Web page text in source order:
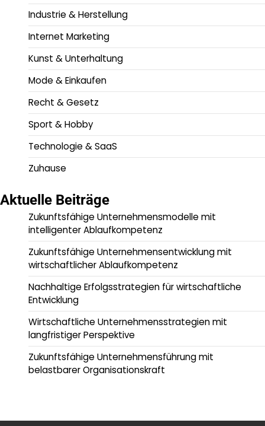
Industrie & Herstellung
Internet Marketing
Kunst & Unterhaltung
Mode & Einkaufen
Recht & Gesetz
Sport & Hobby
Technologie & SaaS
Zuhause
Aktuelle Beiträge
Zukunftsfähige Unternehmensmodelle mit
intelligenter Ablaufkompetenz
Zukunftsfähige Unternehmensentwicklung mit
wirtschaftlicher Ablaufkompetenz
Nachhaltige Erfolgsstrategien für wirtschaftliche
Entwicklung
Wirtschaftliche Unternehmensstrategien mit
langfristiger Perspektive
Zukunftsfähige Unternehmensführung mit
belastbarer Organisationskraft